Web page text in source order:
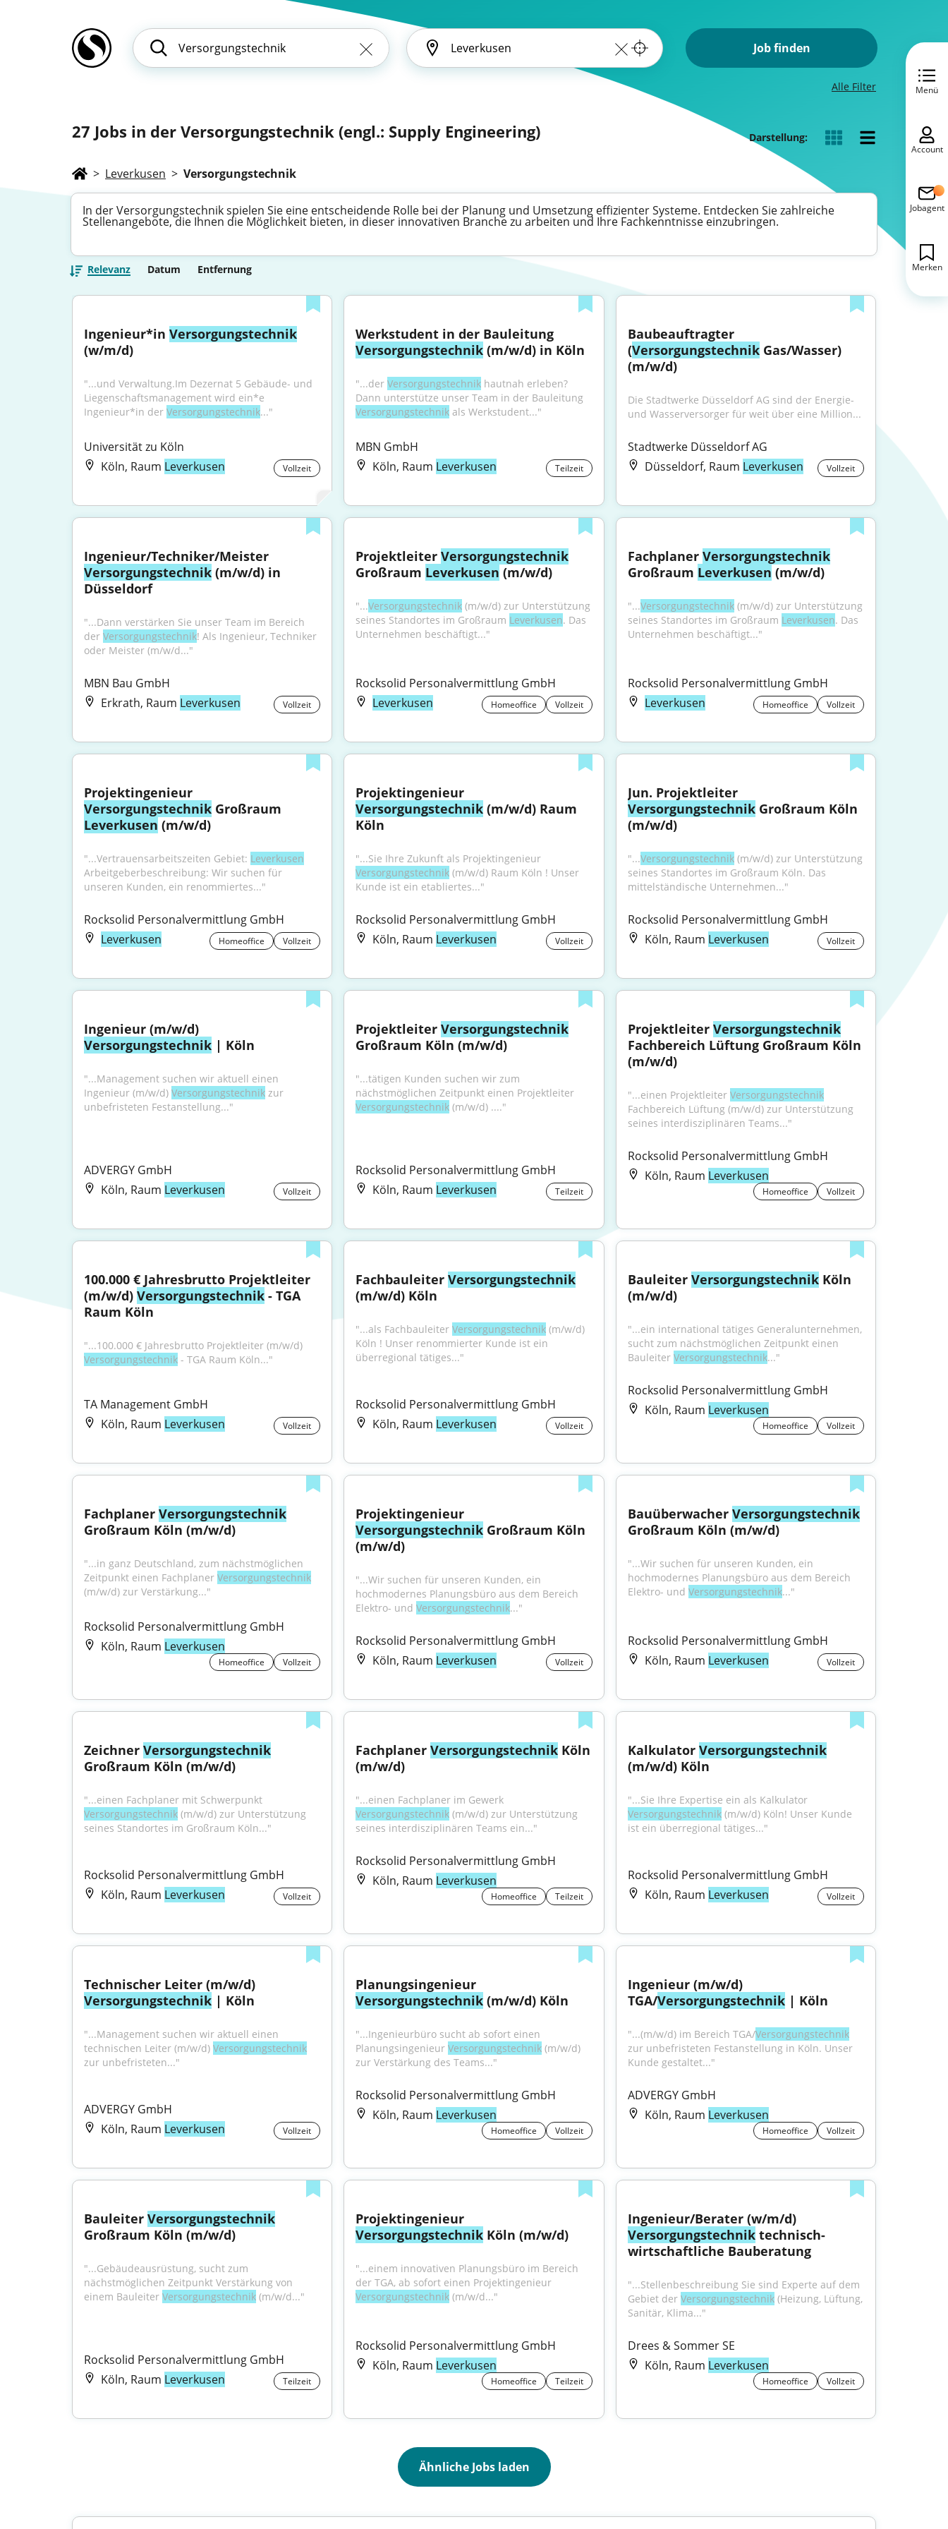
Job finden
Alle Filter
27 Jobs in der Versorgungstechnik (engl.: Supply Engineering) Darstellung:
> Leverkusen > Versorgungstechnik
In der Versorgungstechnik spielen Sie eine entscheidende Rolle bei der Planung und Umsetzung effizienter Systeme. Entdecken Sie zahlreiche
Stellenangebote, die Ihnen die Möglichkeit bieten, in dieser innovativen Branche zu arbeiten und Ihre Fachkenntnisse einzubringen.
Relevanz Datum Entfernung
Ingenieur*in Versorgungstechnik
(w/m/d)
"...und Verwaltung.Im Dezernat 5 Gebäude- und
Liegenschaftsmanagement wird ein*e
Ingenieur*in der Versorgungstechnik..."
Universität zu Köln
Köln, Raum Leverkusen Vollzeit
Versorgungstechnik (m/w/d) in Köln
"...der Versorgungstechnik hautnah erleben?
Versorgungstechnik als Werkstudent..."
MBN GmbH
Köln, Raum Leverkusen Teilzeit
Baubeauftragter
(Versorgungstechnik Gas/Wasser)
(m/w/d)
Die Stadtwerke Düsseldorf AG sind der Energie-
und Wasserversorger für weit über eine Million...
Stadtwerke Düsseldorf AG
Düsseldorf, Raum Leverkusen Vollzeit
Versorgungstechnik (m/w/d) in
Düsseldorf
"...Dann verstärken Sie unser Team im Bereich
der Versorgungstechnik! Als Ingenieur, Techniker
oder Meister (m/w/d..."
MBN Bau GmbH
Erkrath, Raum Leverkusen Vollzeit
Projektleiter Versorgungstechnik
Großraum Leverkusen (m/w/d)
"...Versorgungstechnik (m/w/d) zur Unterstützung
seines Standortes im Großraum Leverkusen. Das
Unternehmen beschäftigt..."
Rocksolid Personalvermittlung GmbH
Leverkusen
Homeoffice Vollzeit
Fachplaner Versorgungstechnik
Großraum Leverkusen (m/w/d)
"...Versorgungstechnik (m/w/d) zur Unterstützung
seines Standortes im Großraum Leverkusen. Das
Unternehmen beschäftigt..."
Rocksolid Personalvermittlung GmbH
Leverkusen
Homeoffice Vollzeit
Versorgungstechnik
Leverkusen (m/w/d)
"...Vertrauensarbeitszeiten Gebiet: Leverkusen
Arbeitgeberbeschreibung: Wir suchen für
unseren Kunden, ein renommiertes..."
Rocksolid Personalvermittlung GmbH
Leverkusen
Homeoffice Vollzeit
Versorgungstechnik (m/w/d) Raum
Köln
Versorgungstechnik (m/w/d) Raum Köln ! Unser
Kunde ist ein etabliertes..."
Rocksolid Personalvermittlung GmbH
Köln, Raum Leverkusen Vollzeit
Jun. Projektleiter
Versorgungstechnik Großraum Köln
(m/w/d)
"...Versorgungstechnik (m/w/d) zur Unterstützung
seines Standortes im Großraum Köln. Das
mittelständische Unternehmen..."
Rocksolid Personalvermittlung GmbH
Köln, Raum Leverkusen Vollzeit
Versorgungstechnik | Köln
"...Management suchen wir aktuell einen
Ingenieur (m/w/d) Versorgungstechnik zur
unbefristeten Festanstellung..."
ADVERGY GmbH
Köln, Raum Leverkusen Vollzeit
Projektleiter Versorgungstechnik
Großraum Köln (m/w/d)
"...tätigen Kunden suchen wir zum
Versorgungstechnik (m/w/d) ...."
Rocksolid Personalvermittlung GmbH
Köln, Raum Leverkusen Teilzeit
Projektleiter Versorgungstechnik
Fachbereich Lüftung Großraum Köln
(m/w/d)
"...einen Projektleiter Versorgungstechnik
Fachbereich Lüftung (m/w/d) zur Unterstützung
seines interdisziplinären Teams..."
Rocksolid Personalvermittlung GmbH
Köln, Raum Leverkusen
Homeoffice Vollzeit
100.000 € Jahresbrutto Projektleiter
(m/w/d) Versorgungstechnik - TGA
Raum Köln
Versorgungstechnik - TGA Raum Köln..."
TA Management GmbH
Köln, Raum Leverkusen Vollzeit
Fachbauleiter Versorgungstechnik
(m/w/d) Köln
"...als Fachbauleiter Versorgungstechnik (m/w/d)
Köln ! Unser renommierter Kunde ist ein
überregional tätiges..."
Rocksolid Personalvermittlung GmbH
Köln, Raum Leverkusen Vollzeit
Bauleiter Versorgungstechnik Köln
(m/w/d)
"...ein international tätiges Generalunternehmen,
sucht zum nächstmöglichen Zeitpunkt einen
Bauleiter Versorgungstechnik..."
Rocksolid Personalvermittlung GmbH
Köln, Raum Leverkusen
Homeoffice Vollzeit
Fachplaner Versorgungstechnik
Großraum Köln (m/w/d)
"...in ganz Deutschland, zum nächstmöglichen
Zeitpunkt einen Fachplaner Versorgungstechnik
(m/w/d) zur Verstärkung..."
Rocksolid Personalvermittlung GmbH
Köln, Raum Leverkusen
Homeoffice Vollzeit
Versorgungstechnik Großraum Köln
(m/w/d)
"...Wir suchen für unseren Kunden, ein
hochmodernes Planungsbüro aus dem Bereich
Elektro- und Versorgungstechnik..."
Rocksolid Personalvermittlung GmbH
Köln, Raum Leverkusen Vollzeit
Bauüberwacher Versorgungstechnik
Großraum Köln (m/w/d)
"...Wir suchen für unseren Kunden, ein
hochmodernes Planungsbüro aus dem Bereich
Elektro- und Versorgungstechnik..."
Rocksolid Personalvermittlung GmbH
Köln, Raum Leverkusen Vollzeit
Zeichner Versorgungstechnik
Großraum Köln (m/w/d)
Versorgungstechnik (m/w/d) zur Unterstützung
seines Standortes im Großraum Köln..."
Rocksolid Personalvermittlung GmbH
Köln, Raum Leverkusen Vollzeit
Fachplaner Versorgungstechnik Köln
(m/w/d)
Versorgungstechnik (m/w/d) zur Unterstützung
seines interdisziplinären Teams ein..."
Rocksolid Personalvermittlung GmbH
Köln, Raum Leverkusen
Homeoffice Teilzeit
Kalkulator Versorgungstechnik
(m/w/d) Köln
"...Sie Ihre Expertise ein als Kalkulator
Versorgungstechnik (m/w/d) Köln! Unser Kunde
ist ein überregional tätiges..."
Rocksolid Personalvermittlung GmbH
Köln, Raum Leverkusen Vollzeit
Versorgungstechnik | Köln
"...Management suchen wir aktuell einen
technischen Leiter (m/w/d) Versorgungstechnik
zur unbefristeten..."
ADVERGY GmbH
Köln, Raum Leverkusen Vollzeit
Versorgungstechnik (m/w/d) Köln
"...Ingenieurbüro sucht ab sofort einen
Planungsingenieur Versorgungstechnik (m/w/d)
zur Verstärkung des Teams..."
Rocksolid Personalvermittlung GmbH
Köln, Raum Leverkusen
Homeoffice Vollzeit
Ingenieur (m/w/d)
TGA/Versorgungstechnik | Köln
"...(m/w/d) im Bereich TGA/Versorgungstechnik
zur unbefristeten Festanstellung in Köln. Unser
Kunde gestaltet..."
ADVERGY GmbH
Köln, Raum Leverkusen
Homeoffice Vollzeit
Bauleiter Versorgungstechnik
Großraum Köln (m/w/d)
"...Gebäudeausrüstung, sucht zum
nächstmöglichen Zeitpunkt Verstärkung von
einem Bauleiter Versorgungstechnik (m/w/d..."
Rocksolid Personalvermittlung GmbH
Köln, Raum Leverkusen Teilzeit
Versorgungstechnik Köln (m/w/d)
"...einem innovativen Planungsbüro im Bereich
Versorgungstechnik (m/w/d..."
Rocksolid Personalvermittlung GmbH
Köln, Raum Leverkusen
Homeoffice Teilzeit
Ingenieur/Berater (w/m/d)
Versorgungstechnik technisch-
wirtschaftliche Bauberatung
"...Stellenbeschreibung Sie sind Experte auf dem
Gebiet der Versorgungstechnik (Heizung, Lüftung,
Sanitär, Klima..."
Drees & Sommer SE
Köln, Raum Leverkusen
Homeoffice Vollzeit
Ähnliche Jobs laden
Menü
Account
Jobagent
Merken